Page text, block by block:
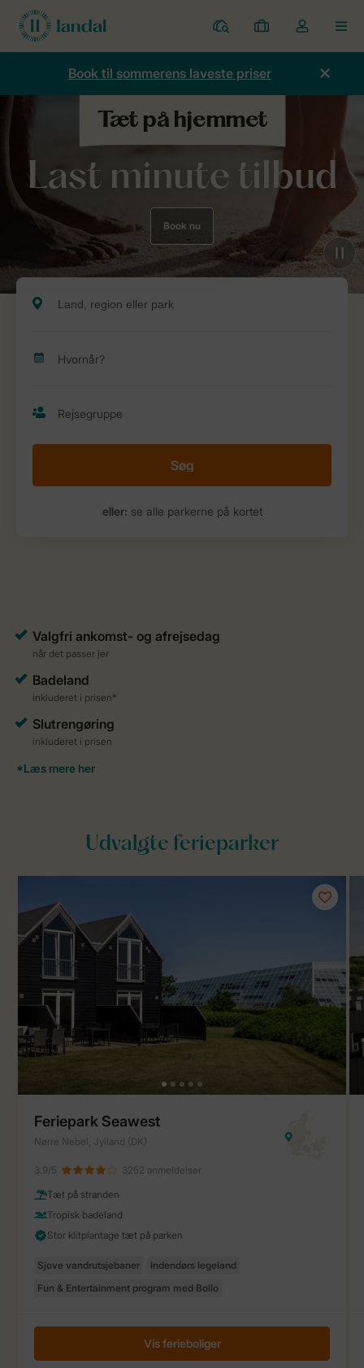
Parker
Mine
bookinger
Toggle
the
Book til sommerens laveste priser
Last minute tilbud
Book nu
Søg
eller: se alle parkerne på kortet